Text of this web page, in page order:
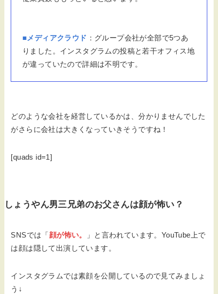
■メディアクラウド ：グループ会社が全部で5つあ
りました。インスタグラムの投稿と若干オフィス地
が違っていたので詳細は不明です。
どのような会社を経営しているかは、分かりませんでした
がさらに会社は大きくなっていきそうですね！
[quads id=1]
しょうやん男三兄弟のお父さんは顔が怖い？
SNSでは「 顔が怖い。
」と言われています。YouTube上で
は顔は隠して出演しています。
インスタグラムでは素顔を公開しているので見てみましょ
う↓